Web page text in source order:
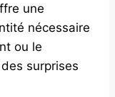
une
nécessaire
ou le
surprises